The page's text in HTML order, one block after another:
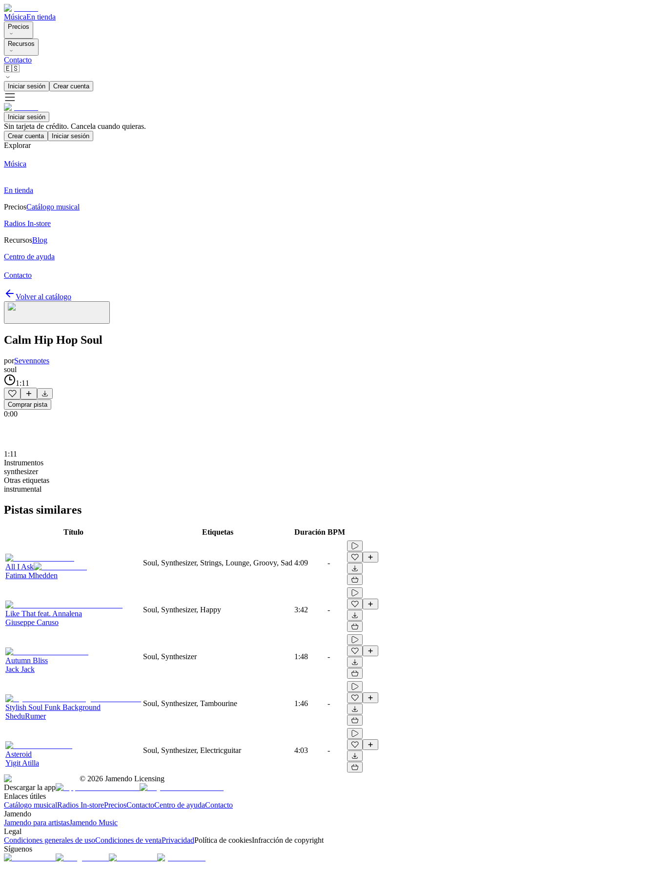
MúsicaEn tienda
Precios
Recursos
Contacto
🇪🇸
Iniciar sesión Crear cuenta
Iniciar sesión
Sin tarjeta de crédito. Cancela cuando quieras.
Crear cuenta Iniciar sesión
Explorar
Música
En tienda
PreciosCatálogo musical
Radios In-store
RecursosBlog
Centro de ayuda
Contacto
Volver al catálogo
Calm Hip Hop Soul
porSevennotes
soul
1:11
Comprar pista
0:00
1:11
Instrumentos
synthesizer
Otras etiquetas
instrumental
Pistas similares
Título Etiquetas Duración BPM
All I Ask
Fatima Mhedden
Soul, Synthesizer, Strings, Lounge, Groovy, Sad 4:09 -
Like That feat. Annalena
Giuseppe Caruso
Soul, Synthesizer, Happy 3:42 -
Autumn Bliss
Jack Jack
Soul, Synthesizer 1:48 -
Stylish Soul Funk Background
SheduRumer
Soul, Synthesizer, Tambourine 1:46 -
Asteroid
Yigit Atilla
Soul, Synthesizer, Electricguitar 4:03 -
© 2026 Jamendo Licensing
Descargar la app
Enlaces útiles
Catálogo musicalRadios In-storePreciosContactoCentro de ayudaContacto
Jamendo
Jamendo para artistasJamendo Music
Legal
Condiciones generales de usoCondiciones de ventaPrivacidadPolítica de cookiesInfracción de copyright
Síguenos